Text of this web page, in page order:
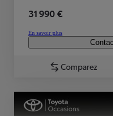
31 990 €
En savoir plus
Comparez